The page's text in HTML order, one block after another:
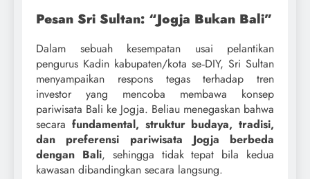
Pesan Sri Sultan: “Jogja Bukan Bali”
Dalam sebuah kesempatan usai pelantikan
pengurus Kadin kabupaten/kota se‑DIY, Sri Sultan
menyampaikan respons tegas terhadap tren
investor yang mencoba membawa konsep
pariwisata Bali ke Jogja. Beliau menegaskan bahwa
secara fundamental, struktur budaya, tradisi,
dan preferensi pariwisata Jogja berbeda
dengan Bali, sehingga tidak tepat bila kedua
kawasan dibandingkan secara langsung.